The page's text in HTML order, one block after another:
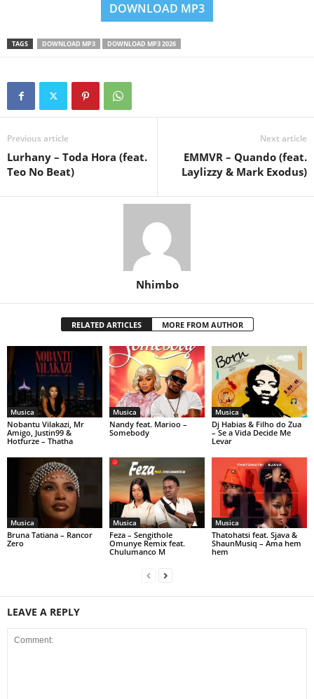
DOWNLOAD MP3
TAGS DOWNLOAD MP3 DOWNLOAD MP3 2026
Previous article
Lurhany – Toda Hora (feat.
Teo No Beat)
Next article
EMMVR – Quando (feat.
Laylizzy & Mark Exodus)
Nhimbo
RELATED ARTICLES MORE FROM AUTHOR
Musica
Nobantu Vilakazi, Mr
Amigo, Justin99 &
Hotfurze – Thatha
Musica
Nandy feat. Marioo –
Somebody
Musica
Dj Habias & Filho do Zua
– Se a Vida Decide Me
Levar
Musica
Bruna Tatiana – Rancor
Zero
Musica
Feza – Sengithole
Omunye Remix feat.
Chulumanco M
Musica
Thatohatsi feat. Sjava &
ShaunMusiq – Ama hem
hem
LEAVE A REPLY